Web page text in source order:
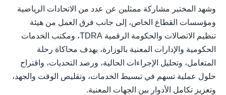
وشهد المختبر مشاركة ممثلين عن عدد من الاتحادات الرياضية
ومؤسسات القطاع الخاص، إلى جانب فرق العمل من هيئة
تنظيم الاتصالات والحكومة الرقمية TDRA، ومكتب الخدمات
الحكومية والإدارات المعنية بالوزارة، بهدف محاكاة رحلة
المتعامل، وتحليل الإجراءات الحالية، ورصد التحديات، واقتراح
حلول عملية تسهم في تبسيط الخدمات، وتقليص الوقت والجهد،
وتعزيز تكامل الأدوار بين الجهات المعنية.